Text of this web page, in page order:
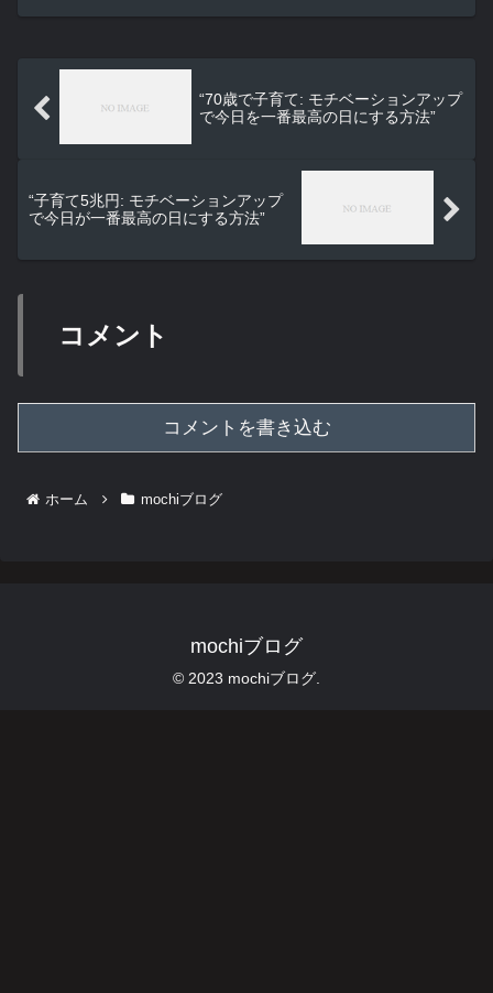
“70歳で子育て: モチベーションアップ
で今日を一番最高の日にする方法”
“子育て5兆円: モチベーションアップ
で今日が一番最高の日にする方法”
コメント
コメントを書き込む
ホーム mochiブログ
mochiブログ
© 2023 mochiブログ.